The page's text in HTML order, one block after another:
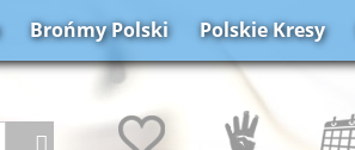
Brońmy Polski Polskie Kresy